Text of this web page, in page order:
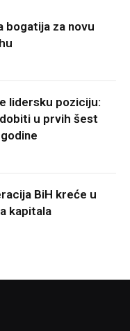
bogatija za novu
lidersku poziciju:
u prvih šest
BiH kreće u
kapitala